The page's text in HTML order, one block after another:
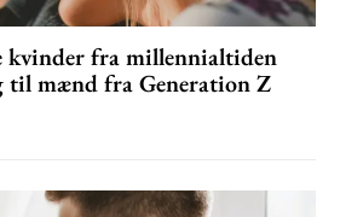
kvinder fra millennialtiden
til mænd fra Generation Z